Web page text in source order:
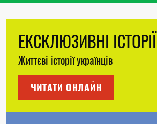
ЕКСКЛЮЗИВНІ
Життєві історії українців
ЧИТАТИ ОНЛАЙН